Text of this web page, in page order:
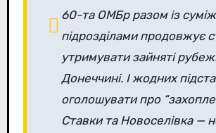
60-та ОМБр разом із
підрозділами продовжує
утримувати зайняті
Донеччині. І жодних
оголошувати про
Ставки та Новоселівка —